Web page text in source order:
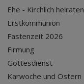
Ehe - Kirchlich heiraten
Erstkommunion
Fastenzeit 2026
Firmung
Gottesdienst
Karwoche und Ostern